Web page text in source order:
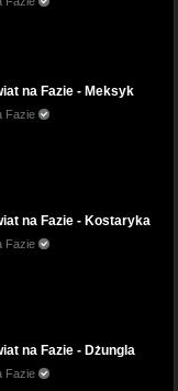
na Fazie - Meksyk
Fazie
na Fazie - Kostaryka
Fazie
na Fazie - Dżungla
Fazie